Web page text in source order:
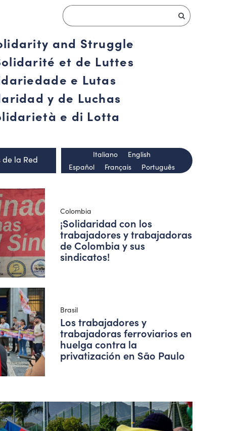
and Struggle
et de Luttes
e Lutas
y de Luchas
e di Lotta
de la Red
Español Français Português
Italiano English
Colombia
¡Solidaridad con los
trabajadores y trabajadoras
de Colombia y sus
sindicatos!
Brasil
Los trabajadores y
trabajadoras ferroviarios en
huelga contra la
privatización en São Paulo